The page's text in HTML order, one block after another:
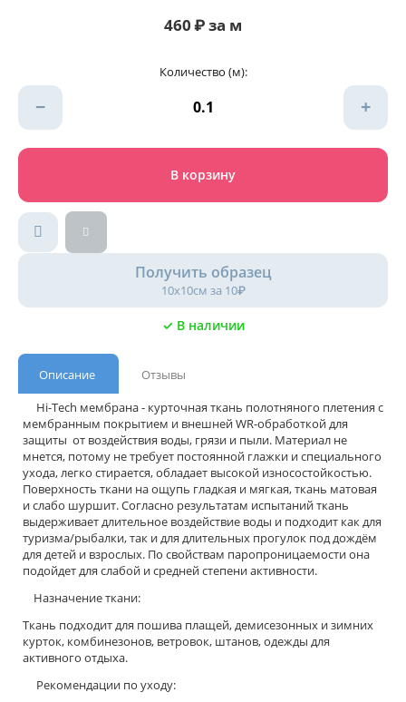
460₽за м
Количество (м):
− +
В корзину
Получить образец
10х10см за 10₽
✓ В наличии
Описание
Отзывы
Hi-Tech мембрана - курточная ткань полотняного плетения с
мембранным покрытием и внешней WR-обработкой для
защиты от воздействия воды, грязи и пыли. Материал не
мнется, потому не требует постоянной глажки и специального
ухода, легко стирается, обладает высокой износостойкостью.
Поверхность ткани на ощупь гладкая и мягкая, ткань матовая
и слабо шуршит. Согласно результатам испытаний ткань
выдерживает длительное воздействие воды и подходит как для
туризма/рыбалки, так и для длительных прогулок под дождём
для детей и взрослых. По свойствам паропроницаемости она
подойдет для слабой и средней степени активности.
Назначение ткани:
Ткань подходит для пошива плащей, демисезонных и зимних
курток, комбинезонов, ветровок, штанов, одежды для
активного отдыха.
Рекомендации по уходу: